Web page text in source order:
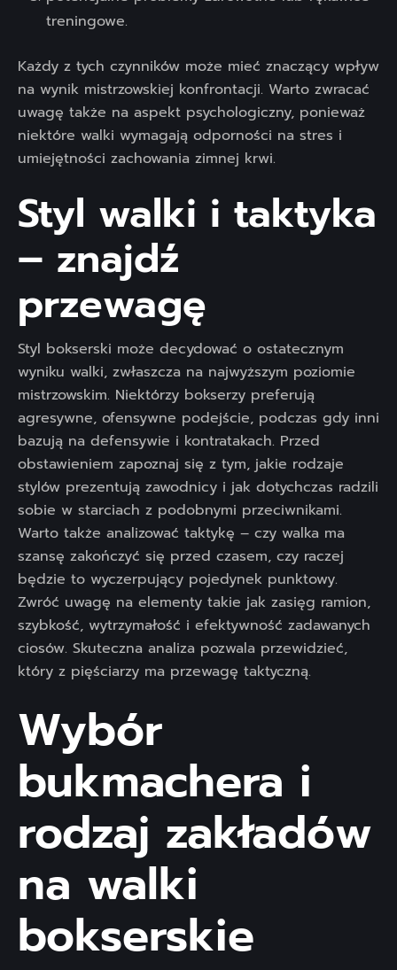
treningowe.
Każdy z tych czynników może mieć znaczący wpływ
na wynik mistrzowskiej konfrontacji. Warto zwracać
uwagę także na aspekt psychologiczny, ponieważ
niektóre walki wymagają odporności na stres i
umiejętności zachowania zimnej krwi.
Styl walki i taktyka
– znajdź
przewagę
Styl bokserski może decydować o ostatecznym
wyniku walki, zwłaszcza na najwyższym poziomie
mistrzowskim. Niektórzy bokserzy preferują
agresywne, ofensywne podejście, podczas gdy inni
bazują na defensywie i kontratakach. Przed
obstawieniem zapoznaj się z tym, jakie rodzaje
stylów prezentują zawodnicy i jak dotychczas radzili
sobie w starciach z podobnymi przeciwnikami.
Warto także analizować taktykę – czy walka ma
szansę zakończyć się przed czasem, czy raczej
będzie to wyczerpujący pojedynek punktowy.
Zwróć uwagę na elementy takie jak zasięg ramion,
szybkość, wytrzymałość i efektywność zadawanych
ciosów. Skuteczna analiza pozwala przewidzieć,
który z pięściarzy ma przewagę taktyczną.
Wybór
bukmachera i
rodzaj zakładów
na walki
bokserskie